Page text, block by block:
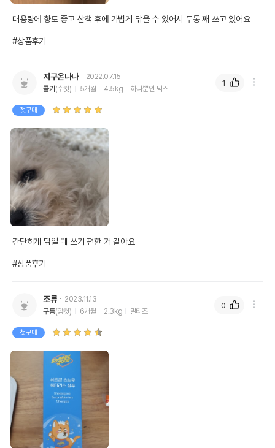
대용량에 향도 좋고 산책 후에 가볍게 닦을 수 있어서 두통 째 쓰고 있어요
#상품후기
지구온나나
2022.07.15
콜키 (수컷) 5개월 4.5kg 하나뿐인 믹스
첫구매
간단하게 닦일 때 쓰기 편한 거 같아요
#상품후기
1
조류
2023.11.13
구름(암컷) 6개월 2.3kg 말티즈
첫구매
0